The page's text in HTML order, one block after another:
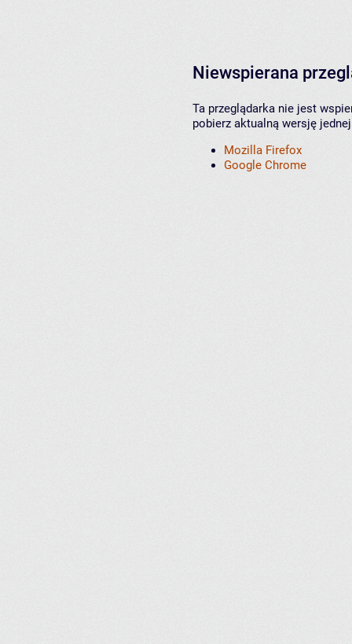
Niewspierana
Ta przeglądarka nie jest
pobierz aktualną wersję
Mozilla Firefox
Google Chrome